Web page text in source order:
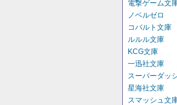
電撃ゲーム文
ノベルゼロ
コバルト文庫
ルルル文庫
KCG文庫
一迅社文庫
スーパーダッ
星海社文庫
スマッシュ文